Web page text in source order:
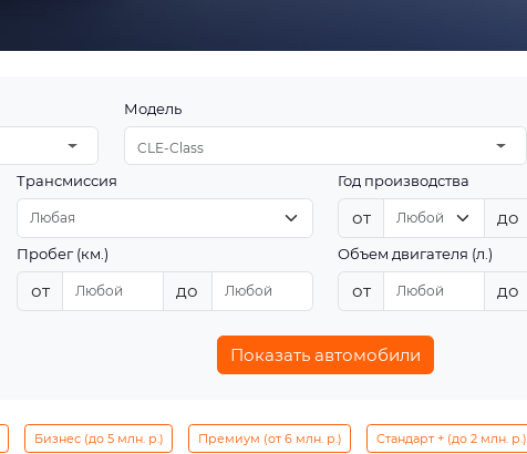
Модель
CLE-Class
Трансмиссия Год производства
от до
Пробег (км.)
от до
Объем двигателя (л.)
от до
Показать автомобили
Бизнес (до 5 млн. р.) Премиум (от 6 млн. р.) Стандарт + (до 2 млн. р.)